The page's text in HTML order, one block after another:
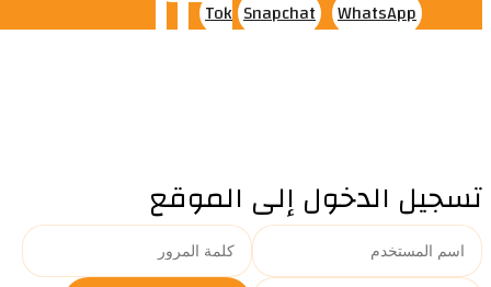
Tok Snapchat WhatsApp
تسجيل الدخول إلى الموقع